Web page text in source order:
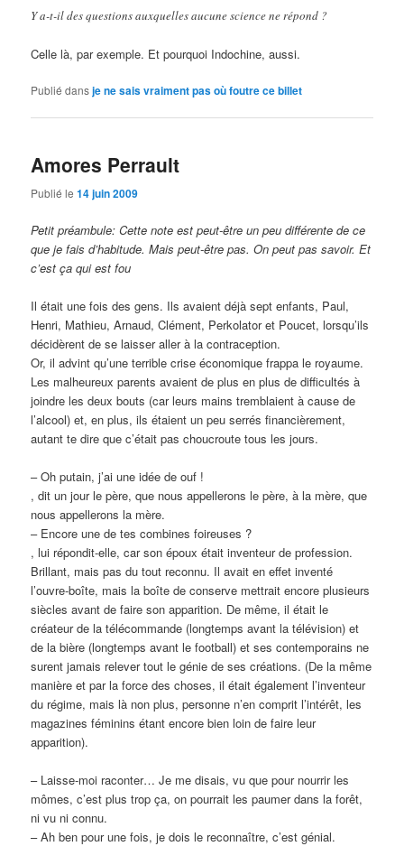
Y a-t-il des questions auxquelles aucune science ne répond ?
Celle là, par exemple. Et pourquoi Indochine, aussi.
Publié dansje ne sais vraiment pas où foutre ce billet
Amores Perrault
Publié le14 juin 2009
Petit préambule: Cette note est peut-être un peu différente de ce
que je fais d’habitude. Mais peut-être pas. On peut pas savoir. Et
c’est ça qui est fou
Il était une fois des gens. Ils avaient déjà sept enfants, Paul,
Henri, Mathieu, Arnaud, Clément, Perkolator et Poucet, lorsqu’ils
décidèrent de se laisser aller à la contraception.
Or, il advint qu’une terrible crise économique frappa le royaume.
Les malheureux parents avaient de plus en plus de difficultés à
joindre les deux bouts (car leurs mains tremblaient à cause de
l’alcool) et, en plus, ils étaient un peu serrés financièrement,
autant te dire que c’était pas choucroute tous les jours.
– Oh putain, j’ai une idée de ouf !
, dit un jour le père, que nous appellerons le père, à la mère, que
nous appellerons la mère.
– Encore une de tes combines foireuses ?
, lui répondit-elle, car son époux était inventeur de profession.
Brillant, mais pas du tout reconnu. Il avait en effet inventé
l’ouvre-boîte, mais la boîte de conserve mettrait encore plusieurs
siècles avant de faire son apparition. De même, il était le
créateur de la télécommande (longtemps avant la télévision) et
de la bière (longtemps avant le football) et ses contemporains ne
surent jamais relever tout le génie de ses créations. (De la même
manière et par la force des choses, il était également l’inventeur
du régime, mais là non plus, personne n’en comprit l’intérêt, les
magazines féminins étant encore bien loin de faire leur
apparition).
– Laisse-moi raconter… Je me disais, vu que pour nourrir les
mômes, c’est plus trop ça, on pourrait les paumer dans la forêt,
ni vu ni connu.
– Ah ben pour une fois, je dois le reconnaître, c’est génial.